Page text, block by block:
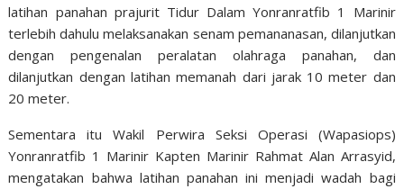
latihan panahan prajurit Tidur Dalam Yonranratfib 1 Marinir
terlebih dahulu melaksanakan senam pemananasan, dilanjutkan
dengan pengenalan peralatan olahraga panahan, dan
dilanjutkan dengan latihan memanah dari jarak 10 meter dan
20 meter.
Sementara itu Wakil Perwira Seksi Operasi (Wapasiops)
Yonranratfib 1 Marinir Kapten Marinir Rahmat Alan Arrasyid,
mengatakan bahwa latihan panahan ini menjadi wadah bagi